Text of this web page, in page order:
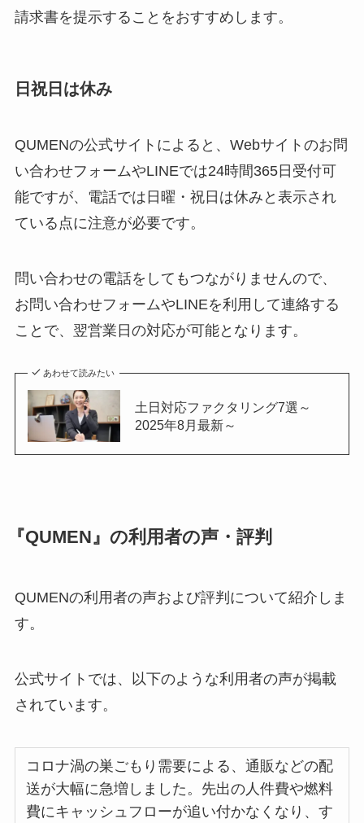
請求書を提示することをおすすめします。
日祝日は休み
QUMENの公式サイトによると、Webサイトのお問
い合わせフォームやLINEでは24時間365日受付可
能ですが、電話では日曜・祝日は休みと表示され
ている点に注意が必要です。
問い合わせの電話をしてもつながりませんので、
お問い合わせフォームやLINEを利用して連絡する
ことで、翌営業日の対応が可能となります。
あわせて読みたい
土日対応ファクタリング7選～
2025年8月最新～
『QUMEN』の利用者の声・評判
QUMENの利用者の声および評判について紹介しま
す。
公式サイトでは、以下のような利用者の声が掲載
されています。
コロナ渦の巣ごもり需要による、通販などの配
送が大幅に急増しました。先出の人件費や燃料
費にキャッシュフローが追い付かなくなり、す